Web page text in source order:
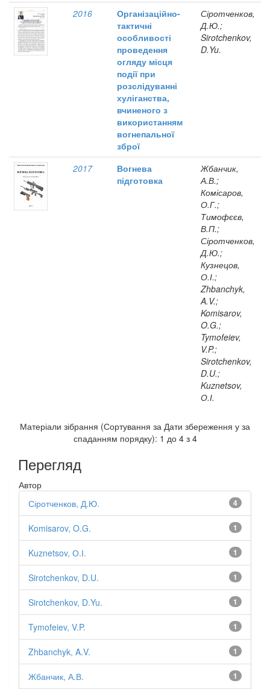
2016
Організаційно-
тактичні
особливості
проведення
огляду місця
події при
розслідуванні
хуліганства,
вчиненого з
використанням
вогнепальної
зброї
Сіротченков,
Д.Ю.;
Sirotchenkov,
D.Yu.
2017
Вогнева
підготовка
Жбанчик,
А.В.;
Комісаров,
О.Г.;
Тимофєєв,
В.П.;
Сіротченков,
Д.Ю.;
Кузнецов,
О.І.;
Zhbanchyk,
A.V.;
Komisarov,
O.G.;
Tymofeiev,
V.P.;
Sirotchenkov,
D.U.;
Kuznetsov,
О.І.
Матеріали зібрання (Сортування за Дати збереження у за
спаданням порядку): 1 до 4 з 4
Перегляд
Автор
4
Сіротченков, Д.Ю.
1
Komisarov, O.G.
1
Kuznetsov, О.І.
1
Sirotchenkov, D.U.
1
Sirotchenkov, D.Yu.
1
Tymofeiev, V.P.
1
Zhbanchyk, A.V.
1
Жбанчик, А.В.